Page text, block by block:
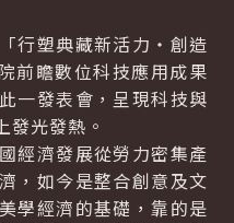
行塑典藏新活力‧創造
前瞻數位科技應用成果
一發表會，呈現科技與
發光發熱。
濟發展從勞力密集產
，如今是整合創意及文
學經濟的基礎，靠的是